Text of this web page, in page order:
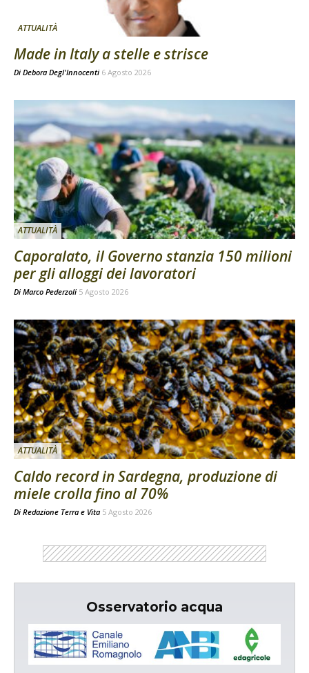
ATTUALITÀ
Made in Italy a stelle e strisce
Di Debora Degl'Innocenti 6 Agosto 2026
ATTUALITÀ
Caporalato, il Governo stanzia 150 milioni
per gli alloggi dei lavoratori
Di Marco Pederzoli 5 Agosto 2026
ATTUALITÀ
Caldo record in Sardegna, produzione di
miele crolla fino al 70%
Di Redazione Terra e Vita 5 Agosto 2026
Osservatorio acqua